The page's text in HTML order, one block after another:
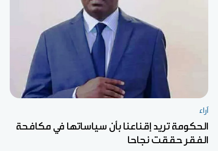
آراء
الحكومة تريد إقناعنا بأن سياساتها في مكافحة
الفقر حققت نجاحا